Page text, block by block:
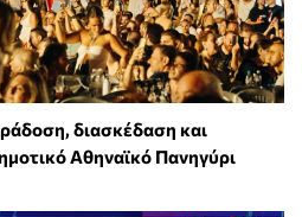
διασκέδαση και
Αθηναϊκό Πανηγύρι